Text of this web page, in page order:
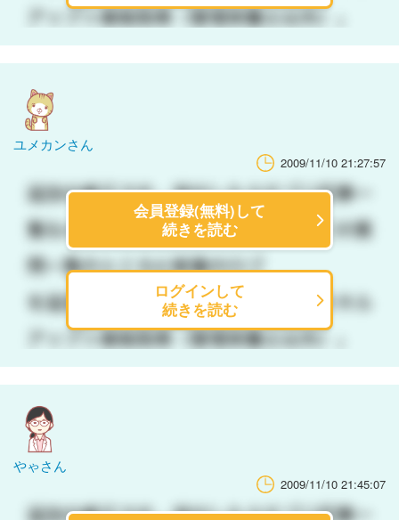
ユメカンさん
2009/11/10 21:27:57
会員登録(無料)して
続きを読む
ログインして
続きを読む
やゃさん
2009/11/10 21:45:07